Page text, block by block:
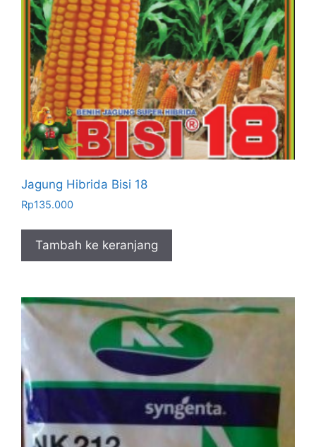
Jagung Hibrida Bisi 18
Rp135.000
Tambah ke keranjang